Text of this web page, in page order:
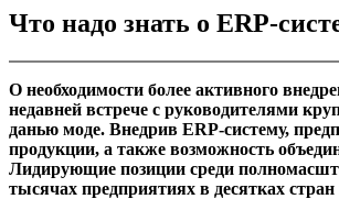
Что надо знать о ERP-
О необходимости более активного
недавней встрече с руководителями
данью моде. Внедрив ERP-систему,
продукции, а также возможность
Лидирующие позиции среди
тысячах предприятиях в десятках